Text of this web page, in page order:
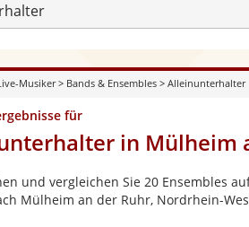
Musiker> Bands & Ensembles> Alleinunterhalter
für
in Mülheim
und vergleichen Sie 20 Ensembles
Mülheim an der Ruhr, Nordrhein-